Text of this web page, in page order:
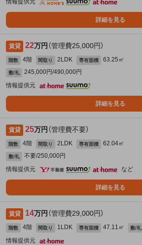
情報提供元
詳細を見る
賃貸 22万円 （管理費25,000円）
階数 4階 間取り 2LDK 専有面積 63.25㎡
敷/礼
245,000円/490,000円
情報提供元
詳細を見る
賃貸 25万円 （管理費不要）
階数 4階 間取り 2LDK 専有面積 62.04㎡
敷/礼
不要/250,000円
情報提供元
など
詳細を見る
賃貸 14万円 （管理費29,000円）
階数 4階 間取り 1LDK 専有面積 47.11㎡ 敷/礼
情報提供元